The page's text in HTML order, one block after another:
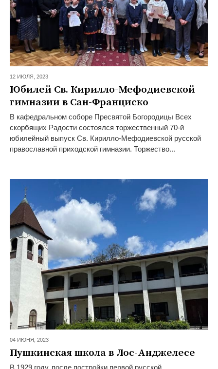
12 ИЮЛЯ, 2023
Юбилей Св. Кирилло-Мефодиевской
гимназии в Сан-Франциско
В кафедральном соборе Пресвятой Богородицы Всех
скорбящих Радости состоялся торжественный 70-й
юбилейный выпуск Св. Кирилло-Мефодиевской русской
православной приходской гимназии. Торжество...
04 ИЮНЯ, 2023
Пушкинская школа в Лос-Анджелесе
В 1929 году, после постройки первой русской